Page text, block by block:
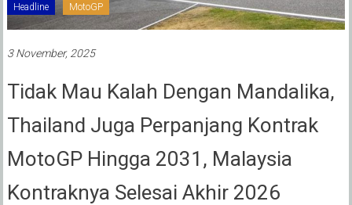
Headline MotoGP
3 November, 2025
Tidak Mau Kalah Dengan Mandalika,
Thailand Juga Perpanjang Kontrak
MotoGP Hingga 2031, Malaysia
Kontraknya Selesai Akhir 2026